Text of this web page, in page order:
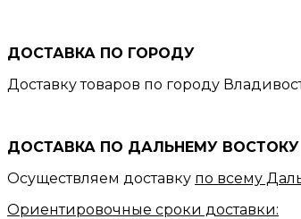
ДОСТАВКА ПО ГОРОДУ
Доставку товаров по городу
ДОСТАВКА ПО ДАЛЬНЕМУ ВОСТОКУ
Осуществляем доставку по всему
Ориентировочные сроки доставки: